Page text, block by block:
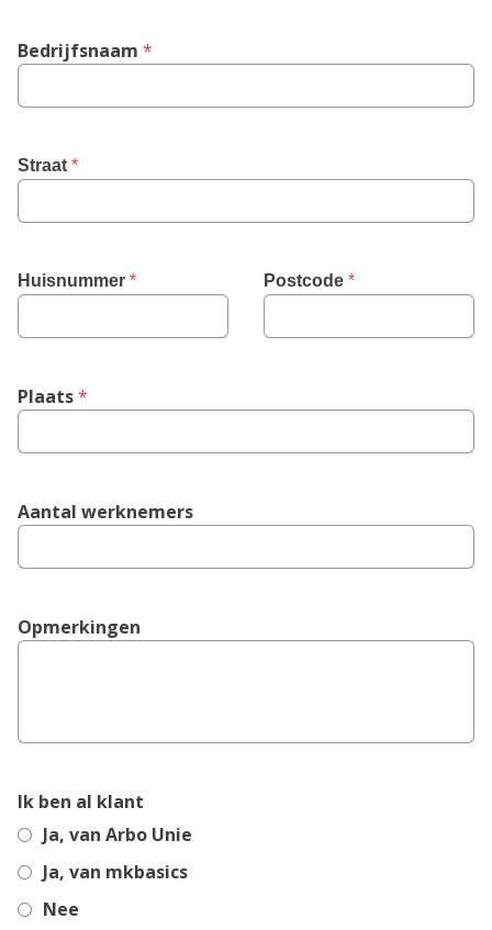
Bedrijfsnaam *
Straat *
Huisnummer * Postcode *
Plaats *
Aantal werknemers
Opmerkingen
Ik ben al klant
Ja, van Arbo Unie
Ja, van mkbasics
Nee